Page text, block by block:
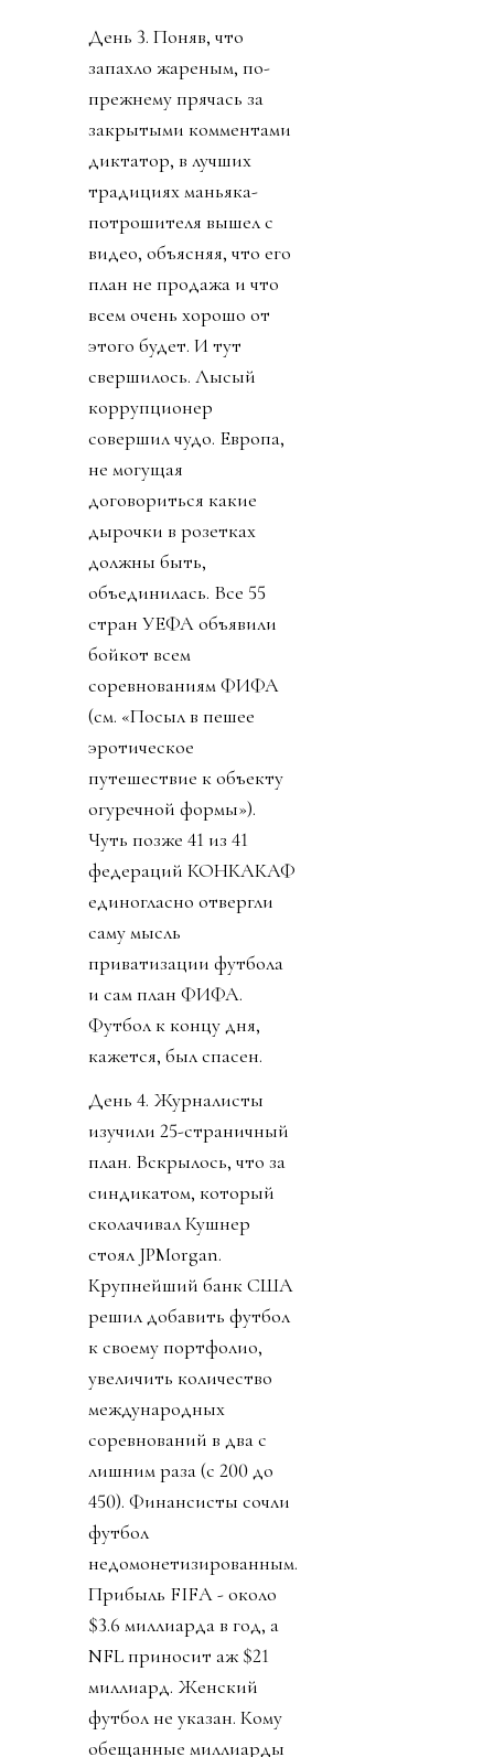
трампистами. Напомню,
два года изо всей
шершавости языка
полирует филейную
часть президента США.
И турнир новый
изобрел, и кубок в офис
лидером мира у
футболиста Челси
золотую медаль не стал
говорить. И даже
изобрел премию мира,
чтобы вручить
Дональду. Собрату по
беспредельщицкой
(ведь тираны, жулики и
диктаторы так похожи
друг на друга). Причины
такого, вот уж правда,
лизоблюдства начали
стороны федераций
зазвучало слово
«бойкот».
День 3. Поняв, что
запахло жареным, по-
прежнему прячась за
закрытыми комментами
диктатор, в лучших
традициях маньяка-
потрошителя вышел с
видео, объясняя, что его
план не продажа и что
всем очень хорошо от
этого будет. И тут
свершилось. Лысый
коррупционер
совершил чудо. Европа,
не могущая
договориться какие
дырочки в розетках
должны быть,
объединилась. Все 55
стран УЕФА объявили
бойкот всем
соревнованиям ФИФА
(см. «Посыл в пешее
эротическое
путешествие к объекту
огуречной формы»).
Чуть позже 41 из 41
федераций КОНКАКАФ
единогласно отвергли